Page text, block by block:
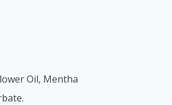
Oil, Mentha